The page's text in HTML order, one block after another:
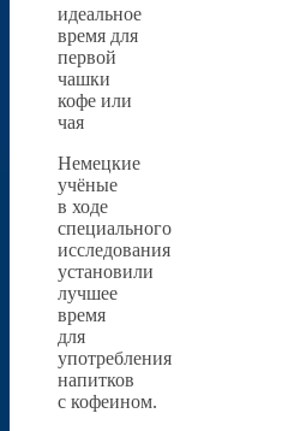
Немецкие
учёные
в ходе
специального
исследования
установили
лучшее
время
для
употребления
напитков
с кофеином.